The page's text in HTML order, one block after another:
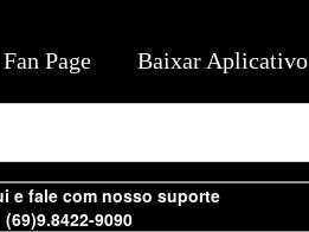
e fale com nosso suporte
(69)9.8422-9090
Fan Page Baixar Aplicativo